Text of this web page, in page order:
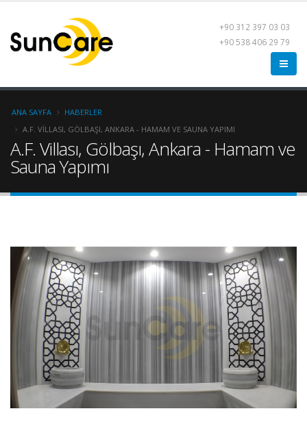
+90 312 397 03 03
+90 538 406 29 79
ANA SAYFA
HABERLER
A.F. VILLASI, GÖLBAŞI, ANKARA - HAMAM VE SAUNA YAPIMI
A.F. Villası, Gölbaşı, Ankara - Hamam ve
Sauna Yapımı